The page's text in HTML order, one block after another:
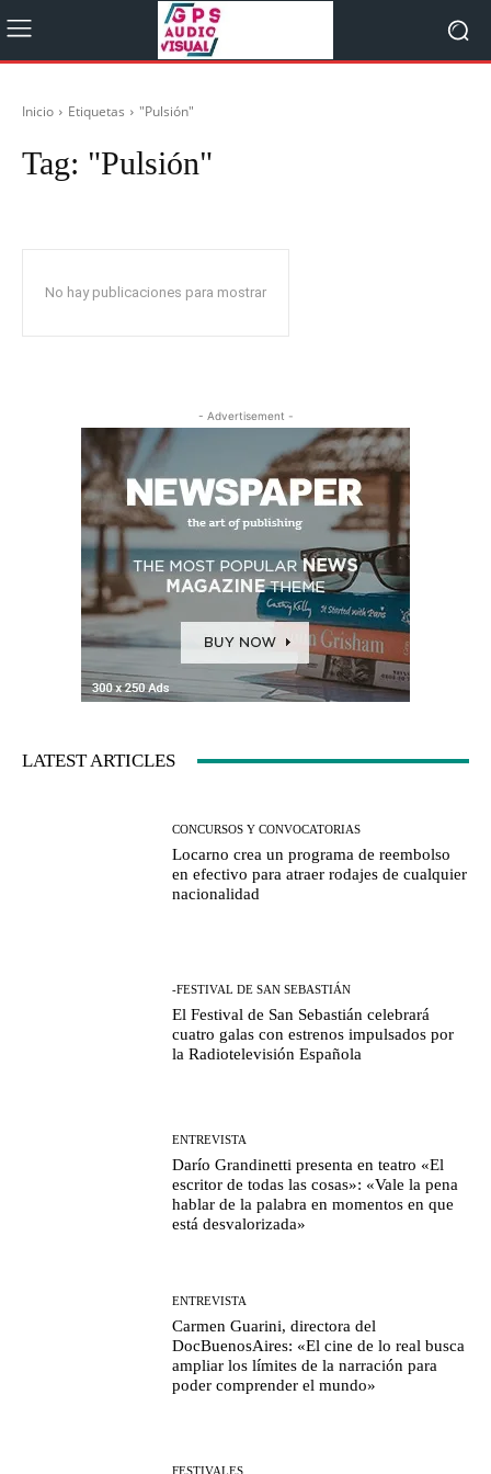
Inicio Etiquetas "Pulsión"
Tag: "Pulsión"
No hay publicaciones para mostrar
- Advertisement -
LATEST ARTICLES
CONCURSOS Y CONVOCATORIAS
Locarno crea un programa de reembolso
en efectivo para atraer rodajes de cualquier
nacionalidad
-FESTIVAL DE SAN SEBASTIÁN
El Festival de San Sebastián celebrará
cuatro galas con estrenos impulsados por
la Radiotelevisión Española
ENTREVISTA
Darío Grandinetti presenta en teatro «El
escritor de todas las cosas»: «Vale la pena
hablar de la palabra en momentos en que
está desvalorizada»
ENTREVISTA
Carmen Guarini, directora del
DocBuenosAires: «El cine de lo real busca
ampliar los límites de la narración para
poder comprender el mundo»
FESTIVALES